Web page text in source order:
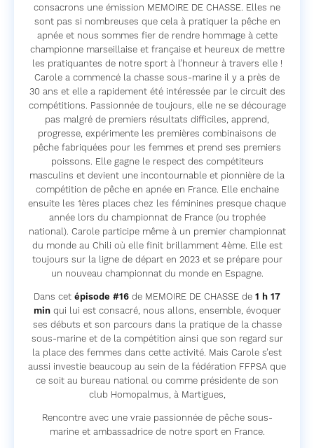
consacrons une émission MEMOIRE DE CHASSE. Elles ne
sont pas si nombreuses que cela à pratiquer la pêche en
apnée et nous sommes fier de rendre hommage à cette
championne marseillaise et française et heureux de mettre
les pratiquantes de notre sport à l’honneur à travers elle !
Carole a commencé la chasse sous-marine il y a près de
30 ans et elle a rapidement été intéressée par le circuit des
compétitions. Passionnée de toujours, elle ne se décourage
pas malgré de premiers résultats difficiles, apprend,
progresse, expérimente les premières combinaisons de
pêche fabriquées pour les femmes et prend ses premiers
poissons. Elle gagne le respect des compétiteurs
masculins et devient une incontournable et pionnière de la
compétition de pêche en apnée en France. Elle enchaine
ensuite les 1ères places chez les féminines presque chaque
année lors du championnat de France (ou trophée
national). Carole participe même à un premier championnat
du monde au Chili où elle finit brillamment 4ème. Elle est
toujours sur la ligne de départ en 2023 et se prépare pour
un nouveau championnat du monde en Espagne.
Dans cet épisode #16 de MEMOIRE DE CHASSE de 1 h 17
minqui lui est consacré, nous allons, ensemble, évoquer
ses débuts et son parcours dans la pratique de la chasse
sous-marine et de la compétition ainsi que son regard sur
la place des femmes dans cette activité. Mais Carole s’est
aussi investie beaucoup au sein de la fédération FFPSA que
ce soit au bureau national ou comme présidente de son
club Homopalmus, à Martigues,
Rencontre avec une vraie passionnée de pêche sous-
marine et ambassadrice de notre sport en France.